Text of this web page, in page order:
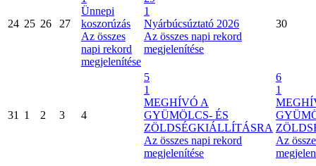
24 25 26 27
Ünnepi
koszorúzás
Az összes
napi rekord
megjelenítése
1
Nyárbúcsúztató 2026
Az összes napi rekord
megjelenítése
30
31 1 2 3 4
5
1
MEGHÍVÓ A
GYÜMÖLCS- ÉS
ZÖLDSÉGKIÁLLÍTÁSRA
Az összes napi rekord
megjelenítése
6
1
Az